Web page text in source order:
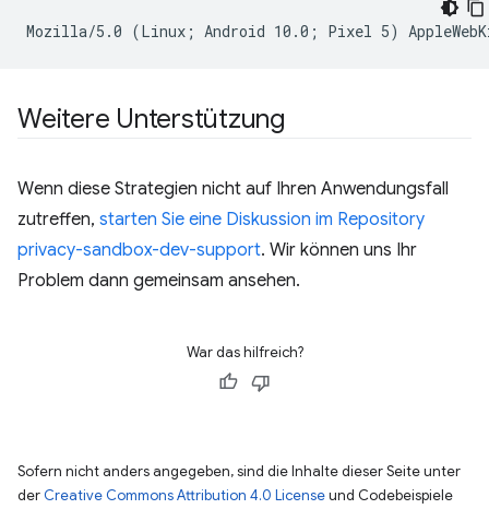
Weitere Unterstützung
Wenn diese Strategien nicht auf Ihren Anwendungsfall
zutreffen, starten Sie eine Diskussion im Repository
privacy-sandbox-dev-support. Wir können uns Ihr
Problem dann gemeinsam ansehen.
War das hilfreich?
Sofern nicht anders angegeben, sind die Inhalte dieser Seite unter
der Creative Commons Attribution 4.0 Licenseund Codebeispiele